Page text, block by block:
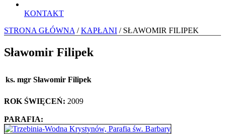
KONTAKT
STRONA GŁÓWNA /KAPŁANI / SŁAWOMIR FILIPEK
Sławomir Filipek
ks. mgr Sławomir Filipek
ROK ŚWIĘCEŃ: 2009
PARAFIA: